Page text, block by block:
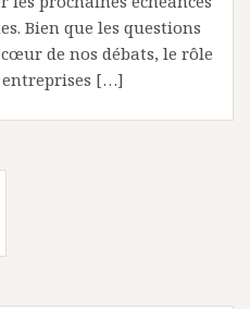
Bien que les questions
de nos débats, le rôle
entreprises […]